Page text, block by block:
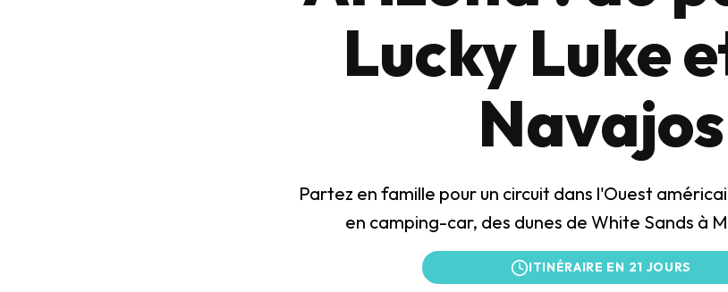
Lucky Luke
Navajos
Partez en famille pour un circuit dans l'Ouest
en camping-car, des dunes de White Sands à
ITINÉRAIRE EN 21 JOURS